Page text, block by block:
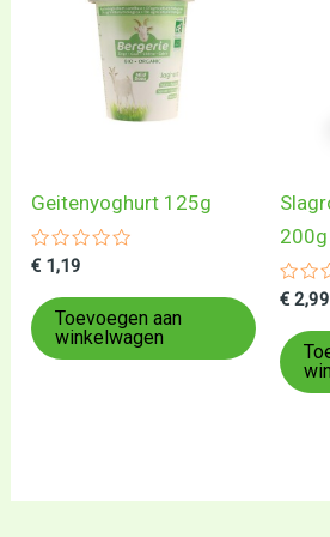
Geitenyoghurt 125g
Gewaardeerd
uit
5
€ 1,19
Toevoegen aan
winkelwagen
200g
uit
5
€ 2,99